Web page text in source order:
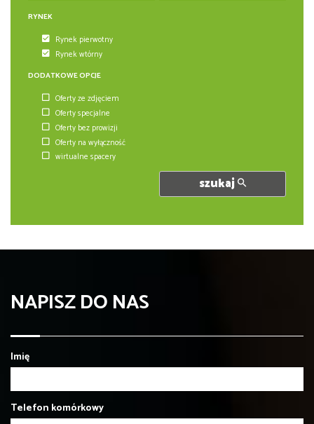
RYNEK
Rynek pierwotny
Rynek wtórny
DODATKOWE OPCJE
Oferty ze zdjęciem
Oferty specjalne
Oferty bez prowizji
Oferty na wyłączność
wirtualne spacery
szukaj
NAPISZ DO NAS
Imię
Telefon komórkowy